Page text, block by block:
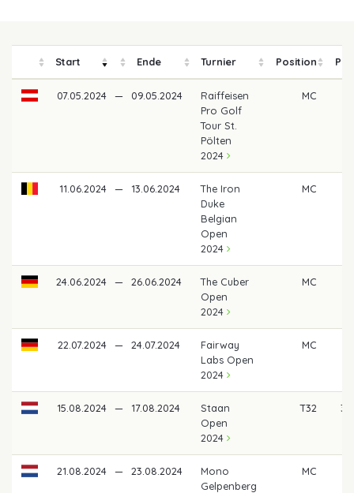
Start Ende Turnier Position
07.05.2024 — 09.05.2024
Raiffeisen
Pro Golf
Tour St.
Pölten
2024
MC
11.06.2024 — 13.06.2024
The Iron
Duke
Belgian
Open
2024
MC
24.06.2024 — 26.06.2024
The Cuber
Open
2024
MC
22.07.2024 — 24.07.2024
Fairway
Labs Open
2024
MC
15.08.2024 — 17.08.2024
Staan
Open
2024
T32
21.08.2024 — 23.08.2024
Mono
Gelpenberg
MC